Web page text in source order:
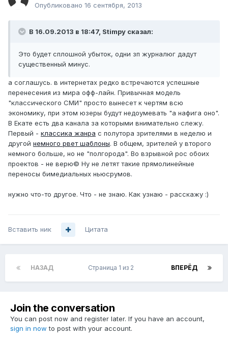
Опубликовано 16 сентября, 2013
В 16.09.2013 в 18:47, Stimpy сказал:
Это будет сплошной убыток, одни зп журналюг дадут
существенный минус.
а соглашусь. в интернетах редко встречаются успешные
перенесения из мира офф-лайн. Привычная модель
"классического СМИ" просто вынесет к чертям всю
экономику, при этом юзеры будут недоумевать "а нафига оно".
В Екате есть два канала за которыми внимательно слежу.
Первый - классика жанра с полутора зрителями в неделю и
другой немного рвет шаблоны. В общем, зрителей у второго
немного больше, но не "полгорода". Во взрывной рос обоих
проектов - не верю© Ну не летят такие прямолинейные
переносы бимедиальных ньюсрумов.
нужно что-то другое. Что - не знаю. Как узнаю - расскажу :)
Вставить ник Цитата
НАЗАД ВПЕРЁД
Страница 1 из 2
Join the conversation
You can post now and register later. If you have an account,
sign in now to post with your account.